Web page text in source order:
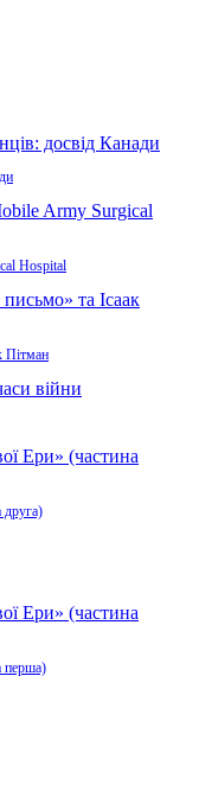
Hospital
Пітман
друга)
перша)